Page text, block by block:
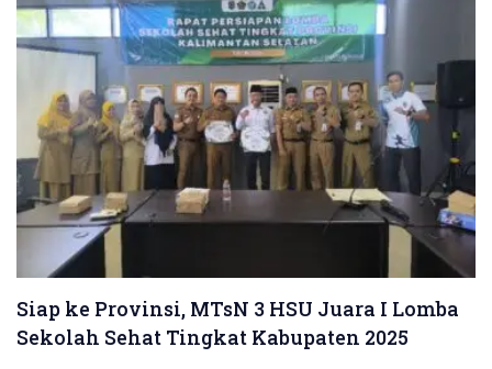
Siap ke Provinsi, MTsN 3 HSU Juara I Lomba
Sekolah Sehat Tingkat Kabupaten 2025